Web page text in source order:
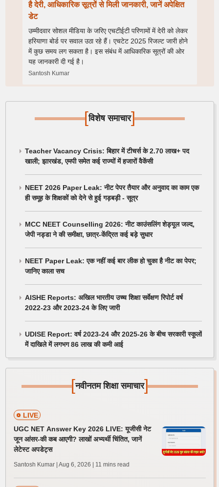
है देरी, आधिकारिक सूत्रों से मिली जानकारी, जानें अपेक्षित
डेट
उम्मीदवार सोशल मीडिया के जरिए एचटीईटी परिणामों में देरी को लेकर
हरियाणा बोर्ड पर सवाल उठा रहे हैं। एचटेट 2025 रिजल्ट जारी होने
में कुछ समय लग सकता है। इस संबंध में आधिकारिक सूत्रों की ओर
यह जानकारी दी गई है।
Santosh Kumar
[विशेष समाचार]
Teacher Vacancy Crisis: बिहार में टीचर्स के 2.70 लाख+ पद
खाली; झारखंड, एमपी समेत कई राज्यों में हजारों वैकेंसी
NEET 2026 Paper Leak: नीट पेपर तैयार और अनुवाद का काम एक
ही समूह के शिक्षकों को देने से हुई गड़बड़ी - सूत्र
MCC NEET Counselling 2026: नीट काउंसलिंग शेड्यूल जल्द,
जेपी नड्डा ने की समीक्षा, छात्र-केंद्रित कई बड़े सुधार
NEET Paper Leak: एक नहीं कई बार लीक हो चुका है नीट का पेपर;
जानिए काला सच
AISHE Reports: अखिल भारतीय उच्च शिक्षा सर्वेक्षण रिपोर्ट वर्ष
2022-23 और 2023-24 के लिए जारी
UDISE Report: वर्ष 2023-24 और 2025-26 के बीच सरकारी स्कूलों
में दाखिले में लगभग 86 लाख की कमी आई
[नवीनतम शिक्षा समाचार]
LIVE
UGC NET Answer Key 2026 LIVE: यूजीसी नेट
जून आंसर-की कब आएगी? लाखों अभ्यर्थी चिंतित, जानें
लेटेस्ट अपडेट्स
Santosh Kumar | Aug 6, 2026 | 11 mins read